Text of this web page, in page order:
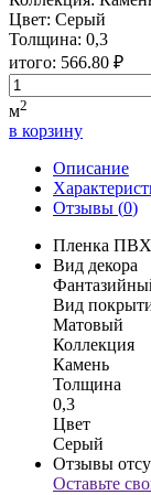
Цвет: Серый
Толщина: 0,3
итого: 566.80 ₽
м2
в корзину
Описание
Отзывы (0)
Пленка ПВХ
Вид декора
Вид
Матовый
Коллекция
Камень
Толщина
0,3
Цвет
Серый
Отзывы
Оставьте